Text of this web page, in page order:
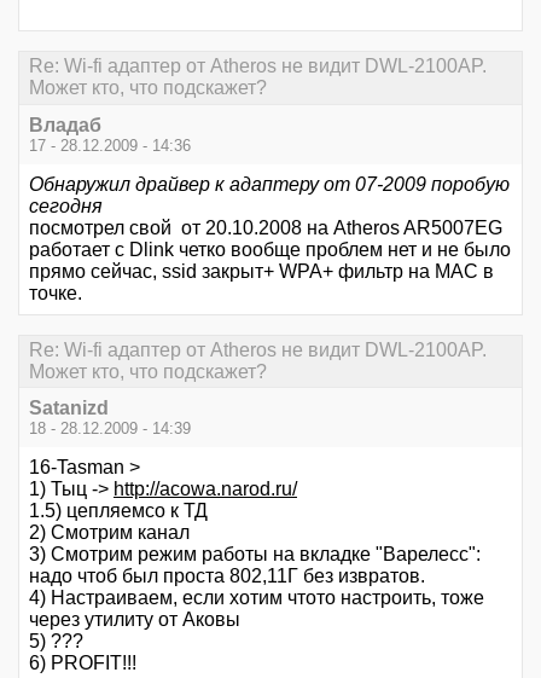
Re: Wi-fi адаптер от Atheros не видит DWL-2100AP.
Может кто, что подскажет?
Владаб
17 - 28.12.2009 - 14:36
Обнаружил драйвер к адаптеру от 07-2009 поробую
сегодня
посмотрел свой от 20.10.2008 на Atheros AR5007EG
работает с Dlink четко вообще проблем нет и не было
прямо сейчас, ssid закрыт+ WPA+ фильтр на MAC в
точке.
Re: Wi-fi адаптер от Atheros не видит DWL-2100AP.
Может кто, что подскажет?
Satanizd
18 - 28.12.2009 - 14:39
16-Tasman >
1) Тыц -> http://acowa.narod.ru/
1.5) цепляемсо к ТД
2) Смотрим канал
3) Смотрим режим работы на вкладке "Варелесс":
надо чтоб был проста 802,11Г без извратов.
4) Настраиваем, если хотим чтото настроить, тоже
через утилиту от Аковы
5) ???
6) PROFIT!!!